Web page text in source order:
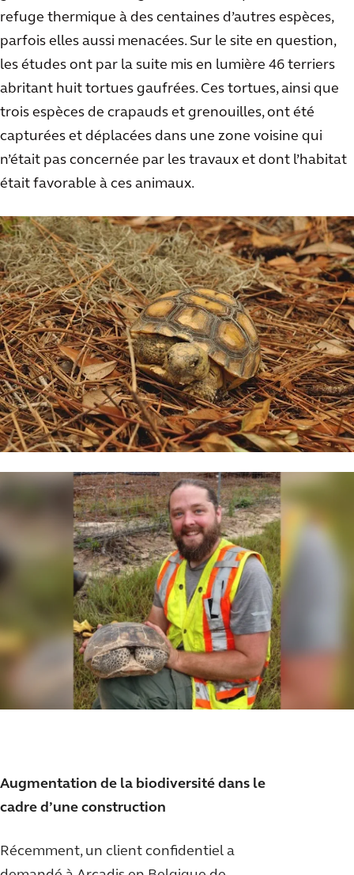
refuge thermique à des centaines d’autres espèces,
parfois elles aussi menacées. Sur le site en question,
les études ont par la suite mis en lumière 46 terriers
abritant huit tortues gaufrées. Ces tortues, ainsi que
trois espèces de crapauds et grenouilles, ont été
capturées et déplacées dans une zone voisine qui
n’était pas concernée par les travaux et dont l’habitat
était favorable à ces animaux.
Augmentation de la biodiversité dans le
cadre d’une construction
Récemment, un client confidentiel a